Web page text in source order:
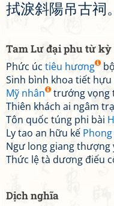
拭淚斜陽吊古祠。
Tam Lư đại phu từ kỳ
Phức úc tiêu hương
Sinh bình khoa tiết
Mỹ nhân
trướng vọng
Thiên khách ai ngâm
Tôn quốc túng phi bài
Ly tao an hữu kế
Ngư long giang thượng
Thức lệ tà dương điếu
Dịch nghĩa